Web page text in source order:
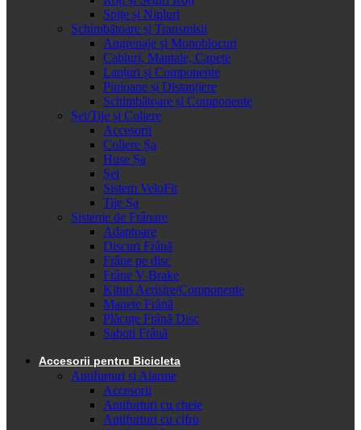
Spițe și Nipluri
Schimbătoare și Transmisii
Angrenaje și Monoblocuri
Cabluri, Mantale, Capete
Lanțuri și Componente
Pinioane și Distanțiere
Schimbătoare și Componente
Șei/Tije și Coliere
Accesorii
Coliere Șa
Huse Șa
Șei
Sistem VeloFit
Tije Șa
Sisteme de Frânare
Adaptoare
Discuri Frână
Frâne pe disc
Frâne V-Brake
Kituri Aerisire/Componente
Manete Frână
Plăcuțe Frână Disc
Saboti Frână
Accesorii pentru Bicicleta
Antifurturi și Alarme
Accesorii
Antifurturi cu cheie
Antifurturi cu cifru